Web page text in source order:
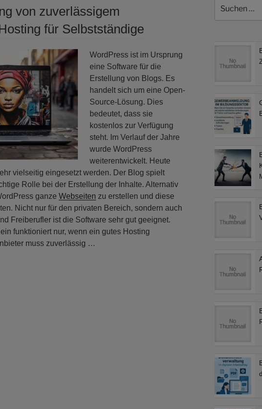
von zuverlässigem
für Selbstständige
WordPress ist im Ursprung
eine Software für die
Erstellung von Blogs. Es
handelt sich um eine Open-
Source-Lösung. Dies
bedeutet, dass sie
kostenlos zur Verfügung
steht. Im Verlauf der Jahre
wurde WordPress
weiterentwickelt. Heute
vielseitig eingesetzt werden. Der Blog spielt
Rolle bei der Erstellung der Inhalte. Alternativ
ganze Webseiten zu erstellen und diese
Nicht nur für den privaten Bereich, sondern auch
Freiberufler ist die Software sehr gut geeignet.
funktioniert nur, wenn ein gutes Hosting
muss zuverlässig …
nach: